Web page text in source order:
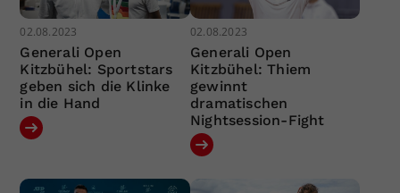
02.08.2023
Generali Open
Kitzbühel: Sportstars
geben sich die Klinke
in die Hand
02.08.2023
Generali Open
Kitzbühel: Thiem
gewinnt
dramatischen
Nightsession-Fight